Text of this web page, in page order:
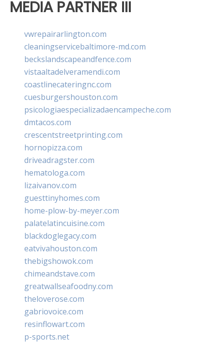
MEDIA PARTNER III
vwrepairarlington.com
cleaningservicebaltimore-md.com
beckslandscapeandfence.com
vistaaltadelveramendi.com
coastlinecateringnc.com
cuesburgershouston.com
psicologiaespecializadaencampeche.com
dmtacos.com
crescentstreetprinting.com
hornopizza.com
driveadragster.com
hematologa.com
lizaivanov.com
guesttinyhomes.com
home-plow-by-meyer.com
palatelatincuisine.com
blackdoglegacy.com
eatvivahouston.com
thebigshowok.com
chimeandstave.com
greatwallseafoodny.com
theloverose.com
gabriovoice.com
resinflowart.com
p-sports.net